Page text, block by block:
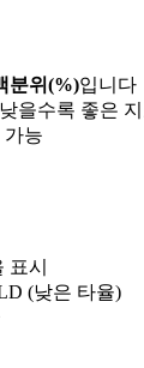
분위(%)입니다
을수록 좋은
가능
표시
(낮은 타율)